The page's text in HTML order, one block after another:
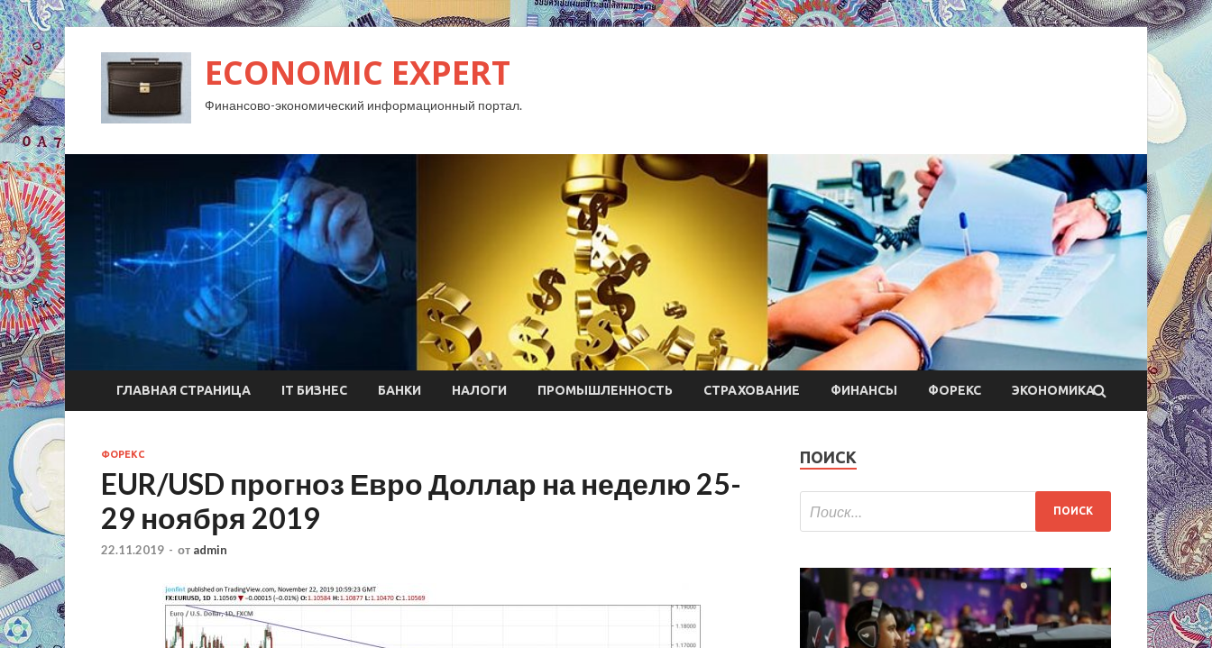
ECONOMIC EXPERT
Финансово-экономический информационный портал.
ГЛАВНАЯ СТРАНИЦА IT БИЗНЕС БАНКИ НАЛОГИ ПРОМЫШЛЕННОСТЬ СТРАХОВАНИЕ ФИНАНСЫ ФОРЕКС ЭКОНОМИКА
ФОРЕКС
EUR/USD прогноз Евро Доллар на неделю 25-
29 ноября 2019
22.11.2019 - от admin
ПОИСК